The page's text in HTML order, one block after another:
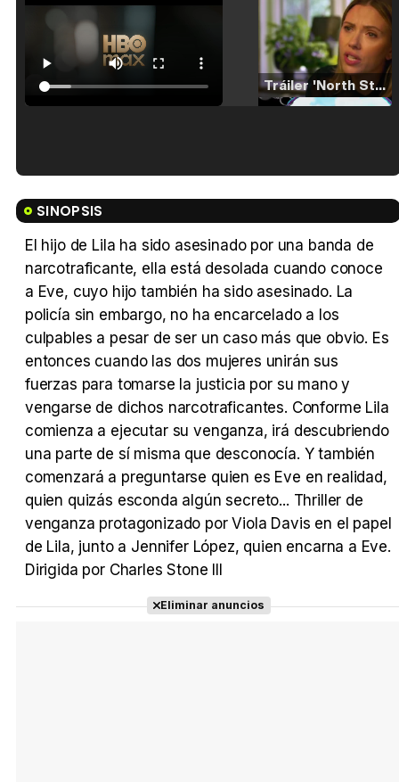
Tráiler 'North Star' (2023)
SINOPSIS
El hijo de Lila ha sido asesinado por una banda de
narcotraficante, ella está desolada cuando conoce
a Eve, cuyo hijo también ha sido asesinado. La
policía sin embargo, no ha encarcelado a los
culpables a pesar de ser un caso más que obvio. Es
entonces cuando las dos mujeres unirán sus
fuerzas para tomarse la justicia por su mano y
vengarse de dichos narcotraficantes. Conforme Lila
comienza a ejecutar su venganza, irá descubriendo
una parte de sí misma que desconocía. Y también
comenzará a preguntarse quien es Eve en realidad,
quien quizás esconda algún secreto... Thriller de
venganza protagonizado por Viola Davis en el papel
de Lila, junto a Jennifer López, quien encarna a Eve.
Dirigida por Charles Stone III
Eliminar anuncios